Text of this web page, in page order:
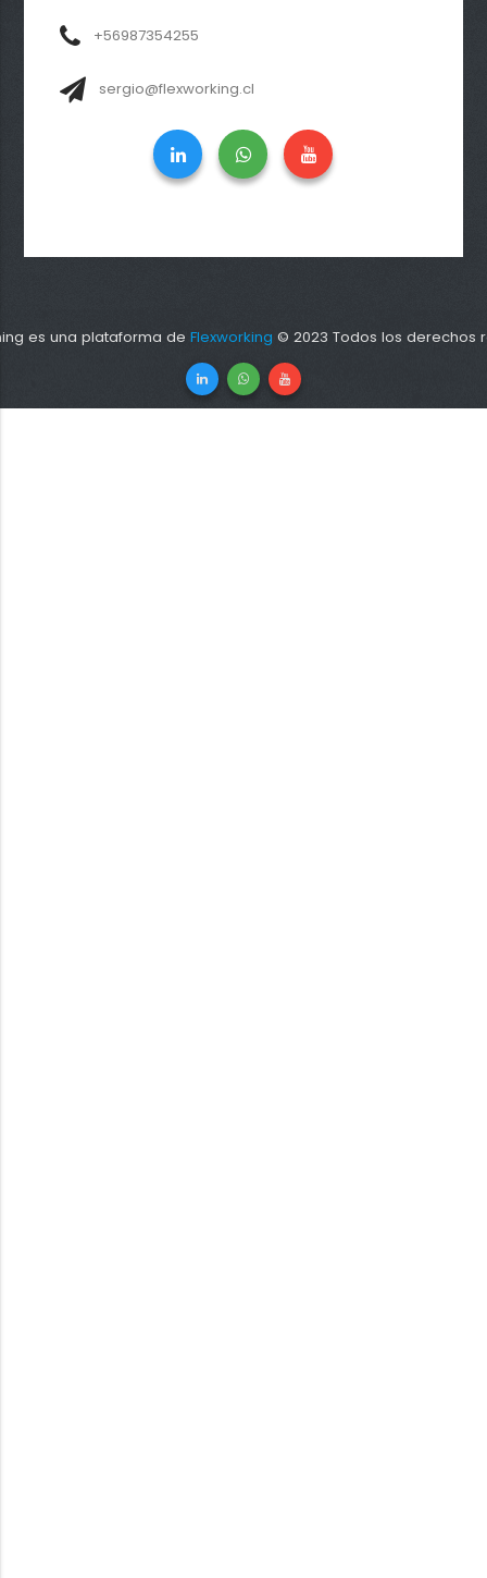
+56987354255
sergio@flexworking.cl
es una plataforma de Flexworking © 2023 Todos los derechos